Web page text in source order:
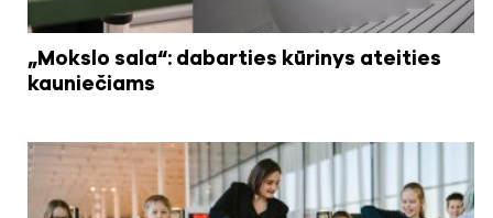
„Mokslo sala“: dabarties kūrinys ateities
kauniečiams